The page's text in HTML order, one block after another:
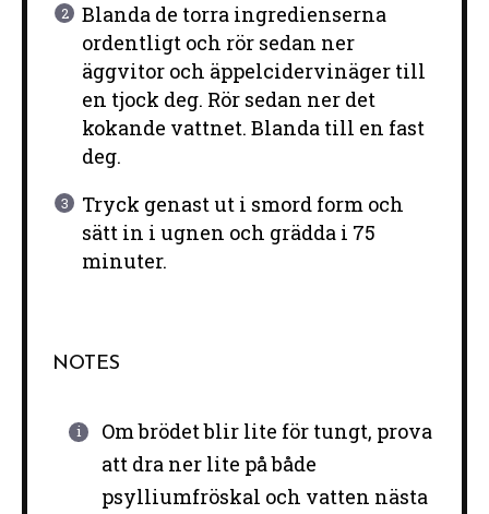
Blanda de torra ingredienserna
ordentligt och rör sedan ner
äggvitor och äppelcidervinäger till
en tjock deg. Rör sedan ner det
kokande vattnet. Blanda till en fast
deg.
Tryck genast ut i smord form och
sätt in i ugnen och grädda i 75
minuter.
NOTES
Om brödet blir lite för tungt, prova
att dra ner lite på både
psylliumfröskal och vatten nästa